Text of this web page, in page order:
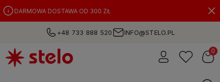
DARMOWA DOSTAWA OD 300 ZŁ
+48 733 888 520 INFO@STELO.PL